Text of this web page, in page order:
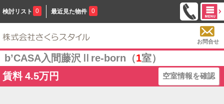
検討リスト 0 最近見た物件 0
お問合せ
b’CASA入間藤沢Ⅱre-born（1室）
賃料 4.5万円 空室情報を確認